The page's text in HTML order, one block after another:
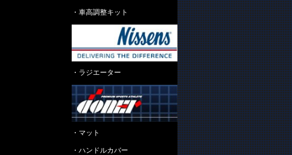
・車高調整キット
・ラジエーター
・マット
・ハンドルカバー